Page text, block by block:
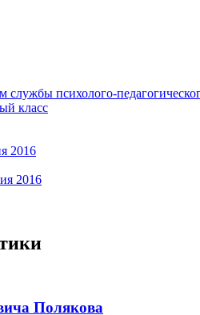
службы психолого-
класс
2016
2016
Полякова